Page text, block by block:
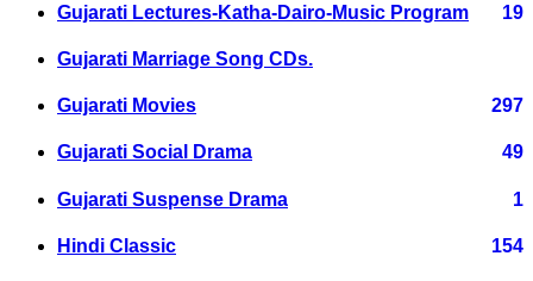
Gujarati Lectures-Katha-Dairo-Music Program 19
Gujarati Marriage Song CDs.
Gujarati Movies 297
Gujarati Social Drama 49
Gujarati Suspense Drama 1
Hindi Classic 154